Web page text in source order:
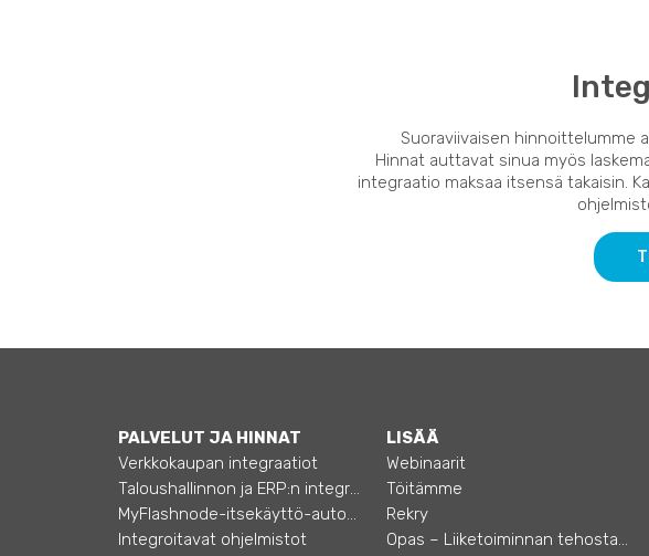
Suoraviivaisen hinnoittelumme
Hinnat auttavat sinua myös
integraatio maksaa itsensä takaisin.
PALVELUT JA HINNAT
Verkkokaupan integraatiot
Taloushallinnon ja ERP:n integraatiot
MyFlashnode-itsekäyttö-automaatio
Integroitavat ohjelmistot
LISÄÄ
Webinaarit
Töitämme
Rekry
Opas – Liiketoiminnan tehostamiseen